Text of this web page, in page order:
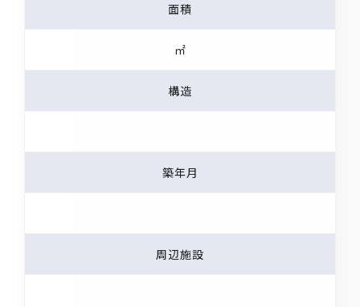
面積
㎡
構造
築年月
周辺施設